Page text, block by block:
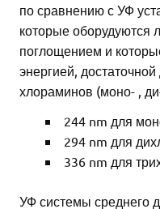
по сравнению с УФ
которые
поглощением и
энергией,
хлораминов (моно- ,
244 nm для
294 nm для
336 nm для
УФ системы среднего